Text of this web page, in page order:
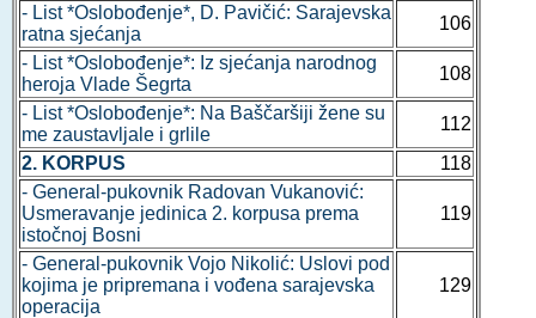
- List *Oslobođenje*, D. Pavičić: Sarajevska
ratna sjećanja
106
- List *Oslobođenje*: Iz sjećanja narodnog
heroja Vlade Šegrta
108
- List *Oslobođenje*: Na Baščaršiji žene su
me zaustavljale i grlile
112
2. KORPUS
118
- General-pukovnik Radovan Vukanović:
Usmeravanje jedinica 2. korpusa prema
istočnoj Bosni
119
- General-pukovnik Vojo Nikolić: Uslovi pod
kojima je pripremana i vođena sarajevska
operacija
129